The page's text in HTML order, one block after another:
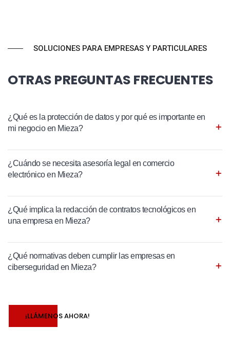
SOLUCIONES PARA EMPRESAS Y PARTICULARES
OTRAS PREGUNTAS FRECUENTES
¿Qué es la protección de datos y por qué es importante en
mi negocio en Mieza?
¿Cuándo se necesita asesoría legal en comercio
electrónico en Mieza?
¿Qué implica la redacción de contratos tecnológicos en
una empresa en Mieza?
¿Qué normativas deben cumplir las empresas en
ciberseguridad en Mieza?
¡LLÁMENOS AHORA!